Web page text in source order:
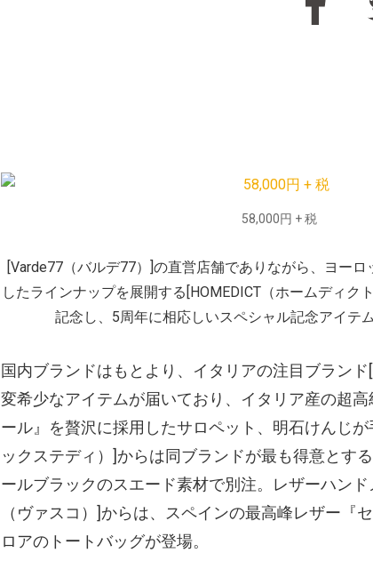
58,000円 + 税
[Varde77（バルデ77）
]の直営店舗でありながら、ヨー
したラインナップを展開する[HOMEDICT（ホームディクト
記念し、5周年に相応しいスペシャル記念アイテ
国内ブランドはもとより、イタリアの注目ブランド
変希少なアイテムが届いており、イタリア産の超
ール』を贅沢に採用したサロペット、明石けんじ
ックステディ） ]からは同ブランドが最も得意とす
ールブラックのスエード素材で別注。レザーハン
（ヴァスコ） ]からは、スペインの最高峰レザー『
ロアのトートバッグが登場。